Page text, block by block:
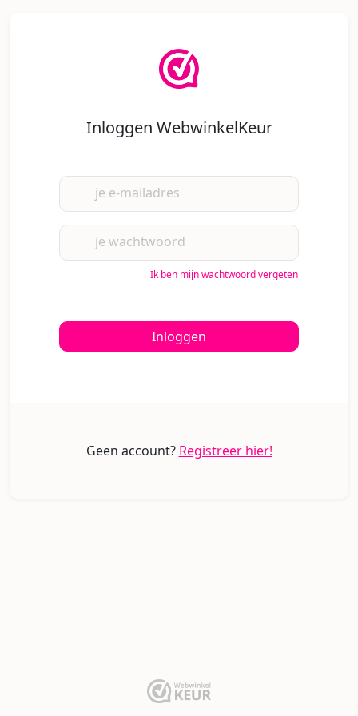
Inloggen WebwinkelKeur
je e-mailadres
je wachtwoord
Ik ben mijn wachtwoord vergeten
Inloggen
Geen account? Registreer hier!